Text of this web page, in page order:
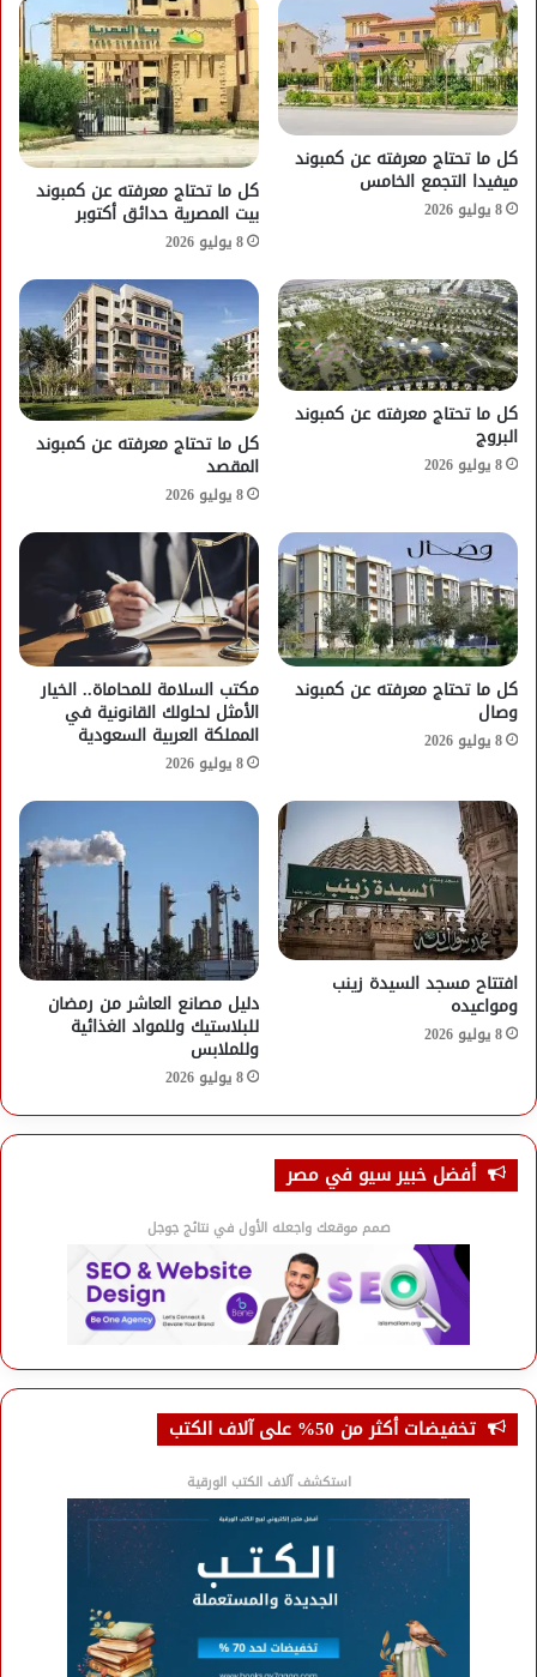
كل ما تحتاج معرفته عن كمبوند
ميفيدا التجمع الخامس
8 يوليو 2026
كل ما تحتاج معرفته عن كمبوند
بيت المصرية حدائق أكتوبر
8 يوليو 2026
كل ما تحتاج معرفته عن كمبوند
البروج
8 يوليو 2026
كل ما تحتاج معرفته عن كمبوند
المقصد
8 يوليو 2026
كل ما تحتاج معرفته عن كمبوند
وصال
8 يوليو 2026
مكتب السلامة للمحاماة.. الخيار
الأمثل لحلولك القانونية في
المملكة العربية السعودية
8 يوليو 2026
افتتاح مسجد السيدة زينب
ومواعيده
8 يوليو 2026
دليل مصانع العاشر من رمضان
للبلاستيك وللمواد الغذائية
وللملابس
8 يوليو 2026
أفضل خبير سيو في مصر
صمم موقعك واجعله الأول في نتائج جوجل
تخفيضات أكثر من 50% على آلاف الكتب
استكشف آلاف الكتب الورقية